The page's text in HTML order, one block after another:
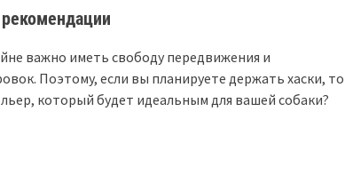
важно иметь свободу передвижения и
Поэтому, если вы планируете держать хаски, то
который будет идеальным для вашей собаки?